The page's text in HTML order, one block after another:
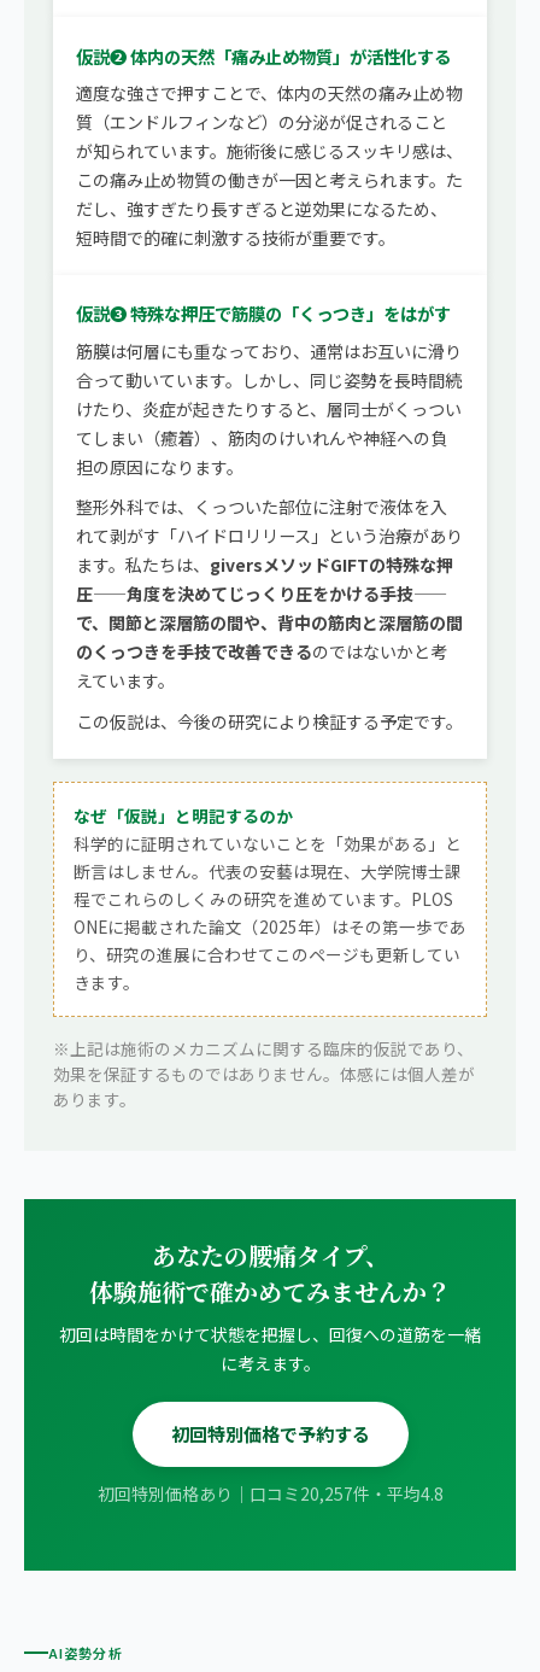
仮説❷ 体内の天然「痛み止め物質」が活性化する
適度な強さで押すことで、体内の天然の痛み止め物
質（エンドルフィンなど）の分泌が促されること
が知られています。施術後に感じるスッキリ感は、
この痛み止め物質の働きが一因と考えられます。た
だし、強すぎたり長すぎると逆効果になるため、
短時間で的確に刺激する技術が重要です。
仮説❸ 特殊な押圧で筋膜の「くっつき」をはがす
筋膜は何層にも重なっており、通常はお互いに滑り
合って動いています。しかし、同じ姿勢を長時間続
けたり、炎症が起きたりすると、層同士がくっつい
てしまい（癒着）、筋肉のけいれんや神経への負
担の原因になります。
整形外科では、くっついた部位に注射で液体を入
れて剥がす「ハイドロリリース」という治療があり
ます。私たちは、 giversメソッドGIFTの特殊な押
圧——角度を決めてじっくり圧をかける手技——
で、関節と深層筋の間や、背中の筋肉と深層筋の間
のくっつきを手技で改善できるのではないかと考
えています。
この仮説は、今後の研究により検証する予定です。
なぜ「仮説」と明記するのか
科学的に証明されていないことを「効果がある」と
断言はしません。代表の安藝は現在、大学院博士課
程でこれらのしくみの研究を進めています。PLOS
ONEに掲載された論文（2025年）はその第一歩であ
り、研究の進展に合わせてこのページも更新してい
きます。
※上記は施術のメカニズムに関する臨床的仮説であり、
効果を保証するものではありません。体感には個人差が
あります。
あなたの腰痛タイプ、
体験施術で確かめてみませんか？
初回は時間をかけて状態を把握し、回復への道筋を一緒
に考えます。
初回特別価格で予約する
初回特別価格あり｜口コミ20,257件・平均4.8
AI姿勢分析